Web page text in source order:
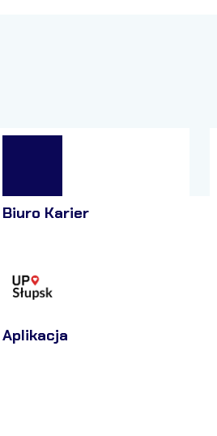
Biuro Karier
Aplikacja